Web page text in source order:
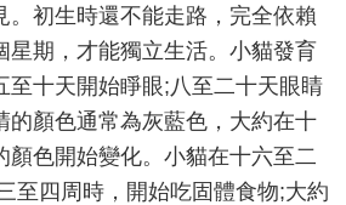
。初生時還不能走路，完全依賴
星期，才能獨立生活。小貓發育
至十天開始睜眼;八至二十天眼睛
的顏色通常為灰藍色，大約在十
顏色開始變化。小貓在十六至二
至四周時，開始吃固體食物;大約